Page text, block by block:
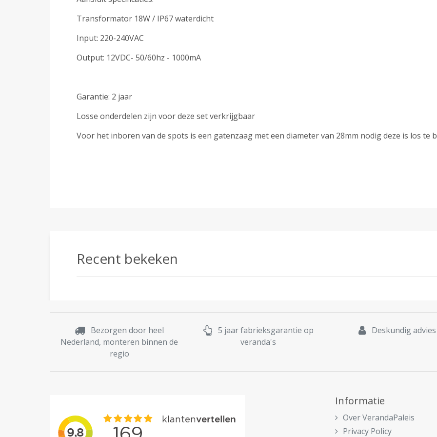
Transformator 18W / IP67 waterdicht
Input: 220-240VAC
Output: 12VDC- 50/60hz - 1000mA
Garantie: 2 jaar
Losse onderdelen zijn voor deze set verkrijgbaar
Voor het inboren van de spots is een gatenzaag met een diameter van 28mm nodig deze is los te
Recent bekeken
Bezorgen door heel
Nederland, monteren binnen de
regio
5 jaar fabrieksgarantie op
veranda's
Deskundig advies
Informatie
Over VerandaPaleis
Privacy Policy